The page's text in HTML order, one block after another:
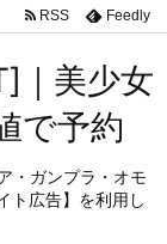
｜美少女
で予約
・ガンプラ・オモ
ト広告】を利用し
RSS Feedly